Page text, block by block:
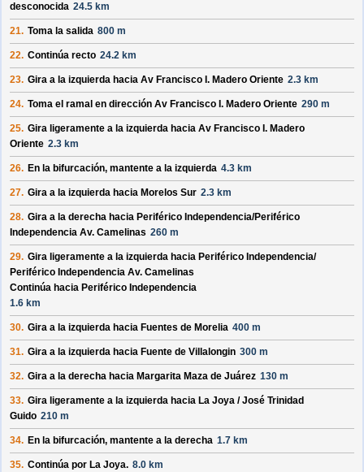
desconocida 24.5 km
21. Toma la salida 800 m
22. Continúa recto 24.2 km
23. Gira a la izquierda hacia Av Francisco I. Madero Oriente 2.3 km
24. Toma el ramal en dirección Av Francisco I. Madero Oriente 290 m
25. Gira ligeramente a la izquierda hacia Av Francisco I. Madero
Oriente 2.3 km
26. En la bifurcación, mantente a la izquierda 4.3 km
27. Gira a la izquierda hacia Morelos Sur 2.3 km
28. Gira a la derecha hacia Periférico Independencia/Periférico
Independencia Av. Camelinas 260 m
29. Gira ligeramente a la izquierda hacia Periférico Independencia/
Periférico Independencia Av. Camelinas
Continúa hacia Periférico Independencia
1.6 km
30. Gira a la izquierda hacia Fuentes de Morelia 400 m
31. Gira a la izquierda hacia Fuente de Villalongin 300 m
32. Gira a la derecha hacia Margarita Maza de Juárez 130 m
33. Gira ligeramente a la izquierda hacia La Joya /José Trinidad
Guido 210 m
34. En la bifurcación, mantente a la derecha 1.7 km
35. Continúa por La Joya. 8.0 km